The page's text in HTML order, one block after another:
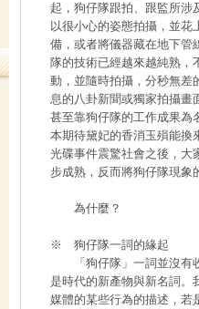
起，狗仔隊跟拍、跟監所涉
以很小心的姿態拍攝，並
備，或者將儀器藏在地下管
隊的技術已經越來越純熟，
動，並隨時拍攝，分秒無差
息的八卦新聞或獨家拍攝畫
甚至靠狗仔隊的工作成果為
本期待黛妃的香消玉殞能換
光碟事件震驚社會之後，大
步成熟，反而將狗仔隊現象
為什麼？
※ 狗仔隊一詞的緣起
「狗仔隊」一詞並沒有收
是時代的新產物與新名詞。
媒體的某些行為的描述，若